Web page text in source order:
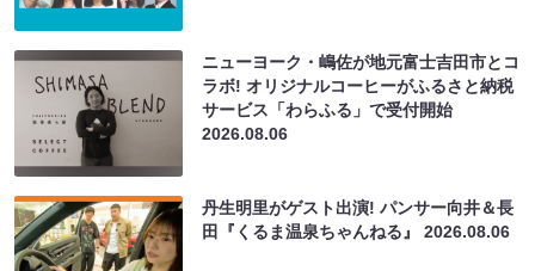
ニューヨーク・嶋佐が地元富士吉田市とコ
ラボ! オリジナルコーヒーがふるさと納税
サービス「わらふる」で受付開始
2026.08.06
丹生明里がゲスト出演! パンサー向井＆長
田『くるま温泉ちゃんねる』2026.08.06